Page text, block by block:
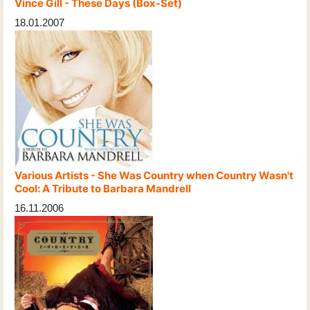
Vince Gill - These Days (Box-Set)
18.01.2007
Various Artists - She Was Country when Country Wasn't
Cool: A Tribute to Barbara Mandrell
16.11.2006